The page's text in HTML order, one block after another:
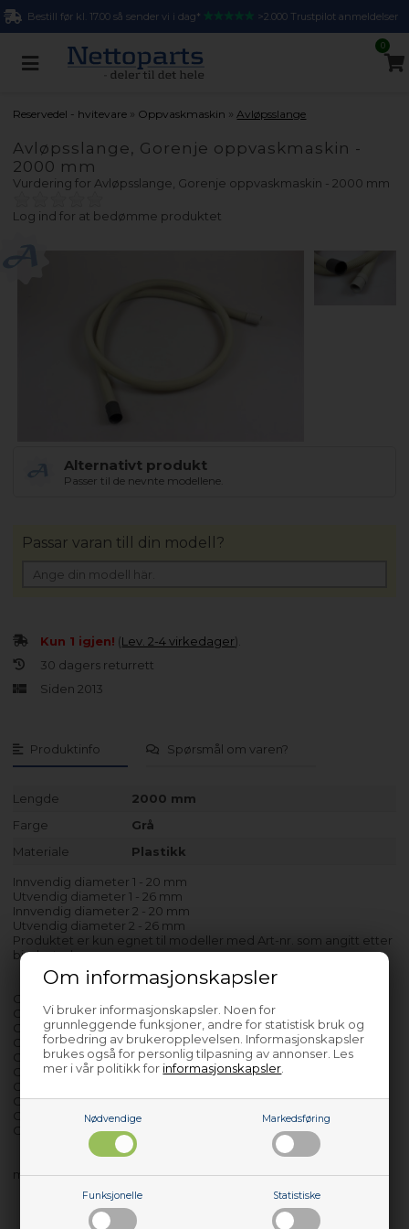
Om informasjonskapsler
Vi bruker informasjonskapsler. Noen for
grunnleggende funksjoner, andre for statistisk bruk og
forbedring av brukeropplevelsen. Informasjonskapsler
brukes også for personlig tilpasning av annonser. Les
mer i vår politikk for informasjonskapsler
Nødvendige Markedsføring
Funksjonelle Statistiske
Bestill før kl. 17.00 så sender vi i dag* >2.000 Trustpilot anmeldelser
0
Reservedel - hvitevare » Oppvaskmaskin » Avløpsslange
Avløpsslange, Gorenje oppvaskmaskin -
2000 mm
Vurdering for Avløpsslange, Gorenje oppvaskmaskin - 2000 mm
Log ind for at bedømme produktet
Alternativt produkt
Passer til de nevnte modellene.
Produktinfo Spørsmål om varen?
Lengde
2000 mm
Farge
Grå
Materiale
Plastikk
Innvendig diameter 1 - 20 mm
Utvendig diameter 1 - 26 mm
Innvendig diameter 2 - 20 mm
Utvendig diameter 2 - 26 mm
Produktet er kun egnet til modeller med Art-nr. som angitt etter
bindestrek.
GS53250W - 440501
GU62250W - 388465
GU62250X - 388466
GU63350W - 388467
GU63350X - 388468
GU8225W - 388430
GU8225X - 388464
GV52250 - 440503
GV53250 - 440504
GV8425 - 388472
med flere…
Kun 1 igjen! (Lev. 2-4 virkedager).
30 dagers returrett
Siden 2013
Passar varan till din modell?